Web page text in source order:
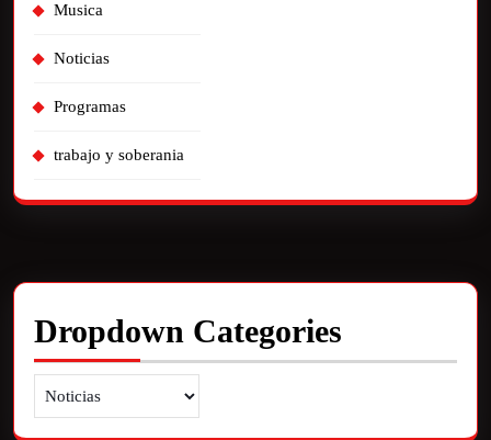
Musica
Noticias
Programas
trabajo y soberania
Dropdown Categories